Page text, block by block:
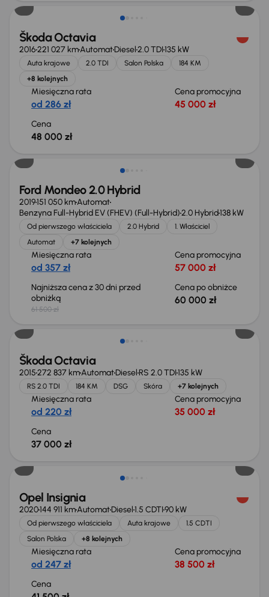
Škoda Octavia
2016221 027 kmAutomatDiesel2.0 TDI135 kW
Auta krajowe 2.0 TDI Salon Polska
184 KM
+8 kolejnych
Miesięczna rata
od 286 zł
Cena promocyjna
45 000 zł
Cena
48 000 zł
Taniej o 1 500 zł
Ford Mondeo 2.0 Hybrid
2019151 050 kmAutomat
Benzyna Full-Hybrid EV (FHEV) (Full-Hybrid)2.0 Hybrid138 kW
Od pierwszego właściciela 2.0 Hybrid
1. Właściciel
Automat
+7 kolejnych
Miesięczna rata
od 357 zł
Cena promocyjna
57 000 zł
Najniższa cena z 30 dni przed
obniżką
61 500 zł
Cena po obniżce
60 000 zł
Škoda Octavia
2015272 837 kmAutomatDiesel RS 2.0 TDI135 kW
RS 2.0 TDI 184 KM DSG Skóra +7 kolejnych
Miesięczna rata
od 220 zł
Cena promocyjna
35 000 zł
Cena
37 000 zł
Opel Insignia
2020144 911 kmAutomatDiesel1.5 CDTI90 kW
Od pierwszego właściciela Auta krajowe
1.5 CDTI
Salon Polska
+8 kolejnych
Miesięczna rata
od 247 zł
Cena promocyjna
38 500 zł
Cena